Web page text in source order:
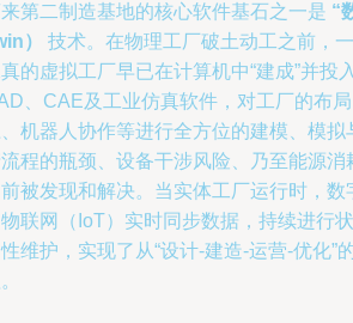
第二制造基地的核心软件基石之一是 “
）
技术。在物理工厂破土动工之前，
的虚拟工厂早已在计算机中“建成”并投
、CAE及工业仿真软件，对工厂的布
机器人协作等进行全方位的建模、模
程的瓶颈、设备干涉风险、乃至能源
被发现和解决。当实体工厂运行时，
联网（IoT）实时同步数据，持续进行
维护，实现了从“设计-建造-运营-优化”